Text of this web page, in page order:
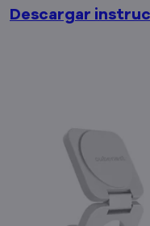
Descargar